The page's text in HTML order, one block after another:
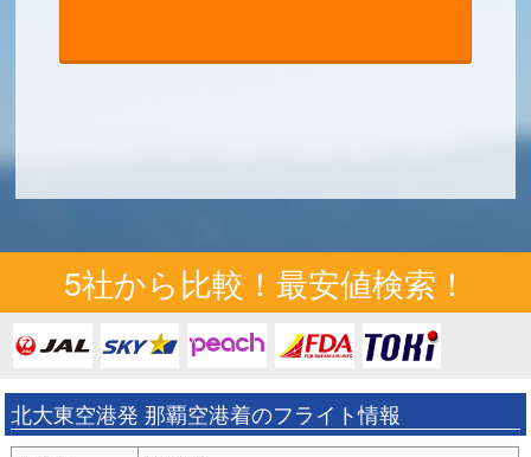
5社から比較！最安値検索！
北大東空港発 那覇空港着のフライト情報